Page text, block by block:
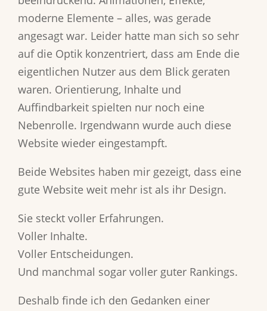
moderne Elemente – alles, was gerade
angesagt war. Leider hatte man sich so sehr
auf die Optik konzentriert, dass am Ende die
eigentlichen Nutzer aus dem Blick geraten
waren. Orientierung, Inhalte und
Auffindbarkeit spielten nur noch eine
Nebenrolle. Irgendwann wurde auch diese
Website wieder eingestampft.
Beide Websites haben mir gezeigt, dass eine
gute Website weit mehr ist als ihr Design.
Sie steckt voller Erfahrungen.
Voller Inhalte.
Voller Entscheidungen.
Und manchmal sogar voller guter Rankings.
Deshalb finde ich den Gedanken einer